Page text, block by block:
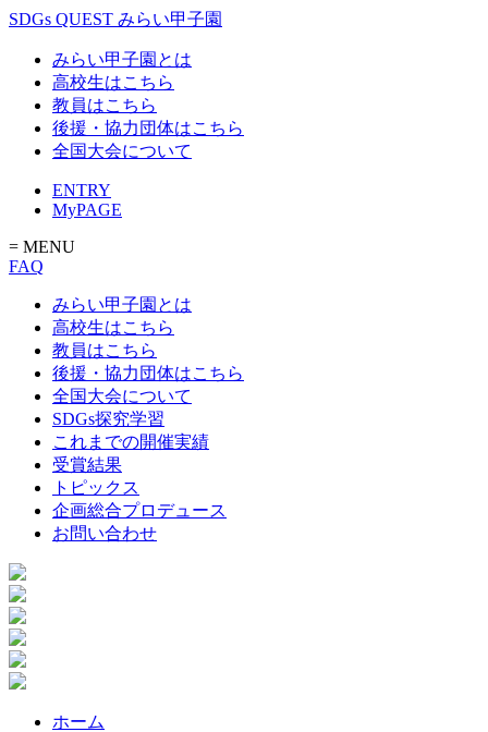
SDGs QUEST みらい甲子園
みらい甲子園とは
高校生はこちら
教員はこちら
後援・協力団体はこちら
全国大会について
ENTRY
MyPAGE
= MENU
FAQ
みらい甲子園とは
高校生はこちら
教員はこちら
後援・協力団体はこちら
全国大会について
SDGs探究学習
これまでの開催実績
受賞結果
トピックス
企画総合プロデュース
お問い合わせ
ホーム